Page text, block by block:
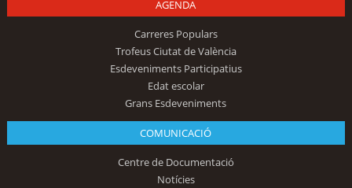
AGENDA
Carreres Populars
Trofeus Ciutat de València
Esdeveniments Participatius
Edat escolar
Grans Esdeveniments
COMUNICACIÓ
Centre de Documentació
Notícies